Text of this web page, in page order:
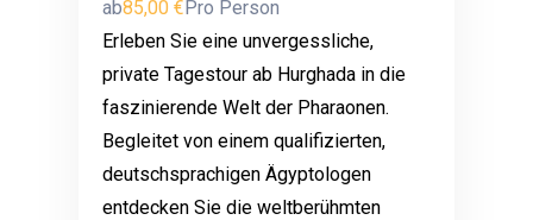
ab85,00 €Pro Person
Erleben Sie eine unvergessliche,
private Tagestour ab Hurghada in die
faszinierende Welt der Pharaonen.
Begleitet von einem qualifizierten,
deutschsprachigen Ägyptologen
entdecken Sie die weltberühmten